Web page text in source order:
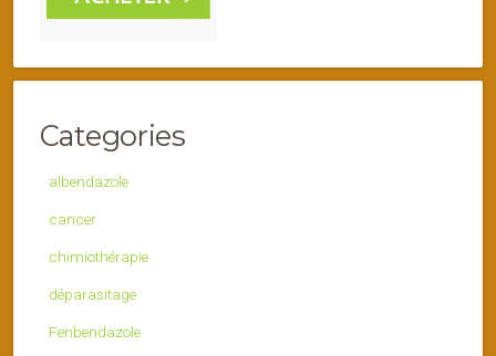
Categories
albendazole
cancer
chimiothérapie
déparasitage
Fenbendazole